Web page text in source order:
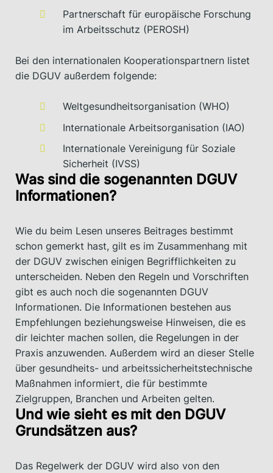
Partnerschaft für europäische Forschung
im Arbeitsschutz (PEROSH)
Bei den internationalen Kooperationspartnern listet
die DGUV außerdem folgende:
Weltgesundheitsorganisation (WHO)
Internationale Arbeitsorganisation (IAO)
Internationale Vereinigung für Soziale
Sicherheit (IVSS)
Was sind die sogenannten DGUV
Informationen?
Wie du beim Lesen unseres Beitrages bestimmt
schon gemerkt hast, gilt es im Zusammenhang mit
der DGUV zwischen einigen Begrifflichkeiten zu
unterscheiden. Neben den Regeln und Vorschriften
gibt es auch noch die sogenannten DGUV
Informationen. Die Informationen bestehen aus
Empfehlungen beziehungsweise Hinweisen, die es
dir leichter machen sollen, die Regelungen in der
Praxis anzuwenden. Außerdem wird an dieser Stelle
über gesundheits- und arbeitssicherheitstechnische
Maßnahmen informiert, die für bestimmte
Zielgruppen, Branchen und Arbeiten gelten.
Und wie sieht es mit den DGUV
Grundsätzen aus?
Das Regelwerk der DGUV wird also von den